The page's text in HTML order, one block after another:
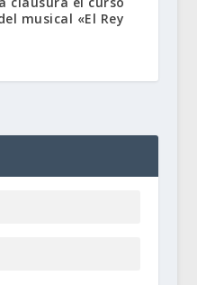
musical «El Rey